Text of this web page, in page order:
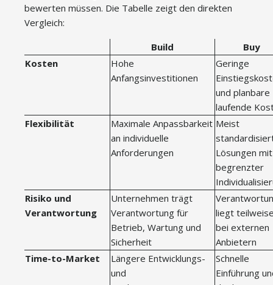
bewerten müssen. Die Tabelle zeigt den direkten
Vergleich:
Build
Buy
Kosten
Hohe
Anfangsinvestitionen
Geringe
und planbare
laufende
Flexibilität
Maximale Anpassbarkeit
an individuelle
Anforderungen
Meist
Lösungen mit
begrenzter
Risiko und
Verantwortung
Unternehmen trägt
Verantwortung für
Betrieb, Wartung und
Sicherheit
liegt
bei externen
Anbietern
Time-to-Market
Längere Entwicklungs-
und
Schnelle
Einführung